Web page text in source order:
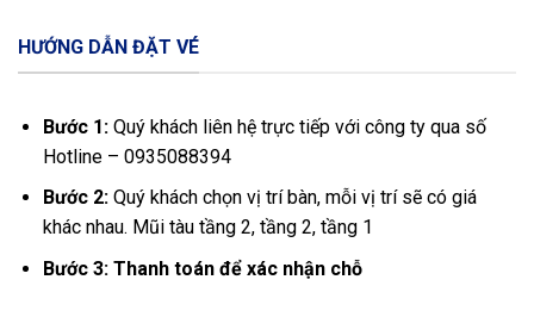
HƯỚNG DẪN ĐẶT VÉ
Bước 1:Quý khách liên hệ trực tiếp với công ty qua số
Hotline – 0935088394
Bước 2:Quý khách chọn vị trí bàn, mỗi vị trí sẽ có giá
khác nhau. Mũi tàu tầng 2, tầng 2, tầng 1
Bước 3: Thanh toán để xác nhận chỗ